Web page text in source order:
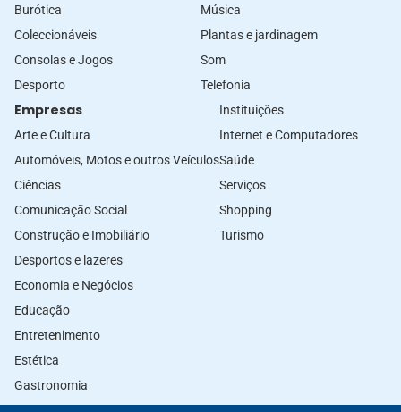
Burótica
Coleccionáveis
Consolas e Jogos
Desporto
Música
Plantas e jardinagem
Som
Telefonia
Empresas
Arte e Cultura
Automóveis, Motos e outros Veículos
Ciências
Comunicação Social
Construção e Imobiliário
Desportos e lazeres
Economia e Negócios
Educação
Entretenimento
Estética
Gastronomia
Instituições
Internet e Computadores
Saúde
Serviços
Shopping
Turismo